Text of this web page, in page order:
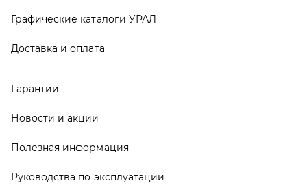
О компании
Контакты
Разработка - ALGUS